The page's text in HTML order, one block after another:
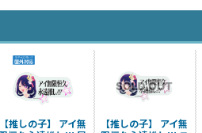
【推しの子】 アイ無
【推しの子】 アイ無